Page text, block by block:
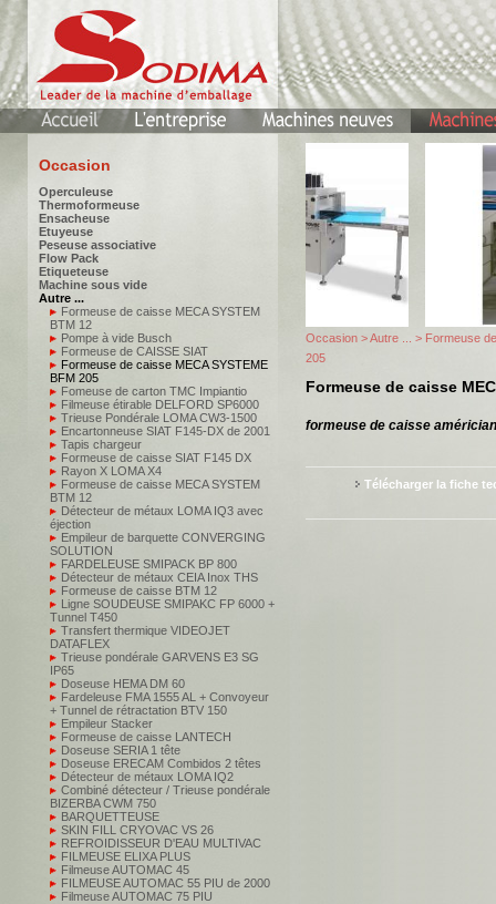
Occasion
Operculeuse
Thermoformeuse
Ensacheuse
Etuyeuse
Peseuse associative
Flow Pack
Etiqueteuse
Machine sous vide
Autre ...
Formeuse de caisse MECA SYSTEM
BTM 12
Pompe à vide Busch
Formeuse de CAISSE SIAT
Formeuse de caisse MECA SYSTEME
BFM 205
Fomeuse de carton TMC Impiantio
Filmeuse étirable DELFORD SP6000
Trieuse Pondérale LOMA CW3-1500
Encartonneuse SIAT F145-DX de 2001
Tapis chargeur
Formeuse de caisse SIAT F145 DX
Rayon X LOMA X4
Formeuse de caisse MECA SYSTEM
BTM 12
Détecteur de métaux LOMA IQ3 avec
éjection
Empileur de barquette CONVERGING
SOLUTION
FARDELEUSE SMIPACK BP 800
Détecteur de métaux CEIA Inox THS
Formeuse de caisse BTM 12
Ligne SOUDEUSE SMIPAKC FP 6000 +
Tunnel T450
Transfert thermique VIDEOJET
DATAFLEX
Trieuse pondérale GARVENS E3 SG
IP65
Doseuse HEMA DM 60
Fardeleuse FMA 1555 AL + Convoyeur
+ Tunnel de rétractation BTV 150
Empileur Stacker
Formeuse de caisse LANTECH
Doseuse SERIA 1 tête
Doseuse ERECAM Combidos 2 têtes
Détecteur de métaux LOMA IQ2
Combiné détecteur / Trieuse pondérale
BIZERBA CWM 750
BARQUETTEUSE
SKIN FILL CRYOVAC VS 26
REFROIDISSEUR D'EAU MULTIVAC
FILMEUSE ELIXA PLUS
Filmeuse AUTOMAC 45
FILMEUSE AUTOMAC 55 PIU de 2000
Filmeuse AUTOMAC 75 PIU
Occasion >Autre ...
> Formeuse
205
Formeuse de caisse
formeuse de caisse
Télécharger la fiche